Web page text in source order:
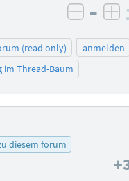
–
(read only)
anmelden
im Thread-Baum
diesem forum